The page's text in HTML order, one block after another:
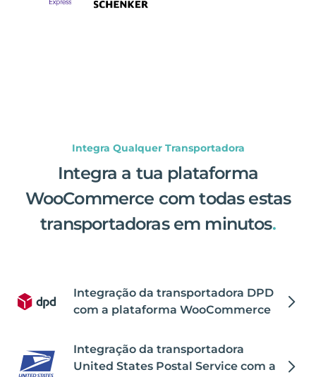
Integra Qualquer Transportadora
Integra a tua plataforma
WooCommerce com todas estas
transportadoras em minutos.
Integração da transportadora DPD
com a plataforma WooCommerce
Integração da transportadora
United States Postal Service com a